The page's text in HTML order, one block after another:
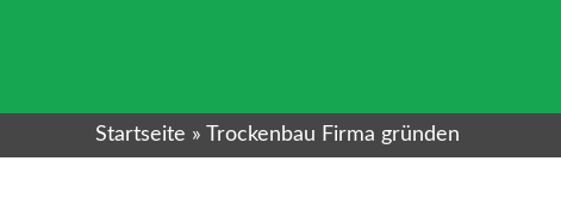
Startseite »Trockenbau Firma gründen